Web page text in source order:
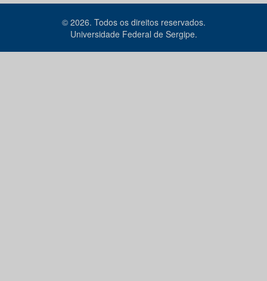
© 2026. Todos os direitos reservados.
Universidade Federal de Sergipe.